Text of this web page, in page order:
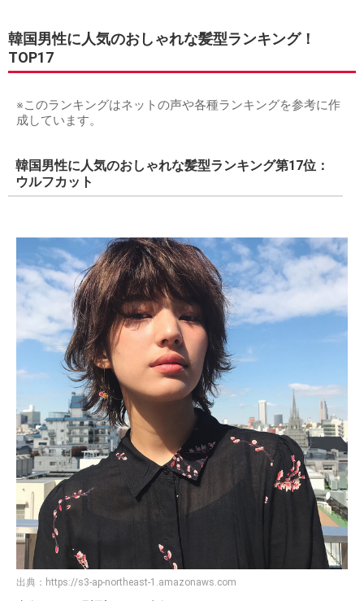
韓国男性に人気のおしゃれな髪型ランキング！
TOP17
※このランキングはネットの声や各種ランキングを参考に作
成しています。
韓国男性に人気のおしゃれな髪型ランキング第17位：
ウルフカット
出典： https://s3-ap-northeast-1.amazonaws.com